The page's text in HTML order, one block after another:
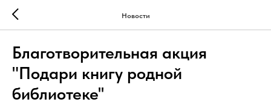
Новости
Благотворительная акция
"Подари книгу родной
библиотеке''